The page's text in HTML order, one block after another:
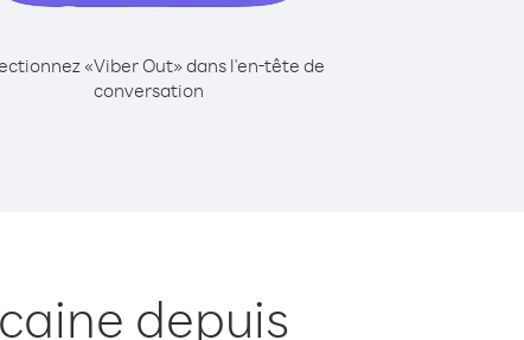
«Viber Out» dans l'en-tête de
conversation
depuis